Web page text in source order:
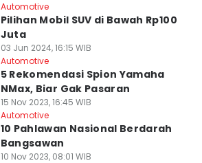
Automotive
Pilihan Mobil SUV di Bawah Rp100
Juta
03 Jun 2024, 16:15 WIB
Automotive
5 Rekomendasi Spion Yamaha
NMax, Biar Gak Pasaran
15 Nov 2023, 16:45 WIB
Automotive
10 Pahlawan Nasional Berdarah
Bangsawan
10 Nov 2023, 08:01 WIB